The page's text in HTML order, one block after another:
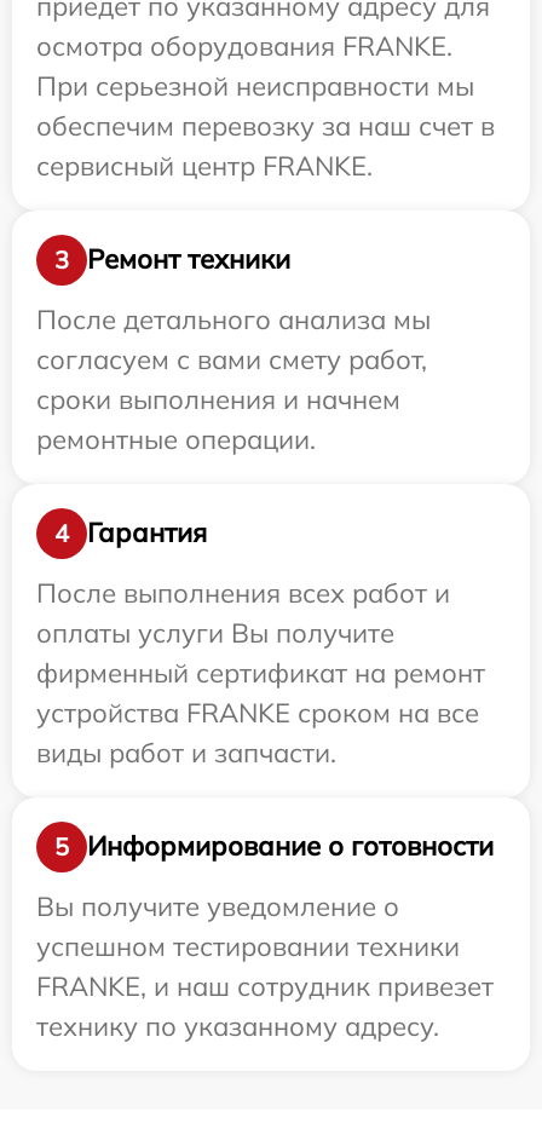
осмотра оборудования FRANKE.
При серьезной неисправности мы
обеспечим перевозку за наш счет в
сервисный центр FRANKE.
3
Ремонт техники
После детального анализа мы
согласуем с вами смету работ,
сроки выполнения и начнем
ремонтные операции.
4
Гарантия
После выполнения всех работ и
оплаты услуги Вы получите
фирменный сертификат на ремонт
устройства FRANKE сроком на все
виды работ и запчасти.
5
Информирование о готовности
Вы получите уведомление о
успешном тестировании техники
FRANKE, и наш сотрудник привезет
технику по указанному адресу.